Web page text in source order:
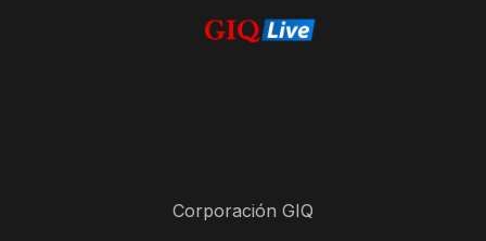
Corporación GIQ